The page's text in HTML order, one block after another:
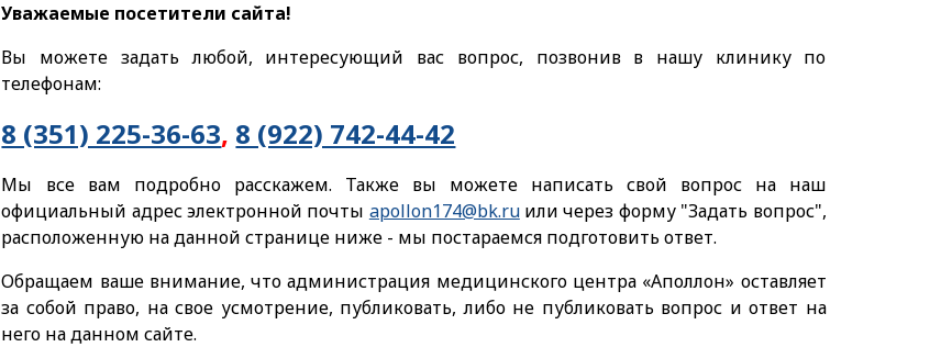
Уважаемые посетители сайта!
Вы можете задать любой, интересующий вас вопрос, позвонив в нашу клинику по
телефонам:
8 (351) 225-36-63, 8 (922) 742-44-42
Мы все вам подробно расскажем. Также вы можете написать свой вопрос на наш
официальный адрес электронной почты apollon174@bk.ruили через форму "Задать вопрос",
расположенную на данной странице ниже - мы постараемся подготовить ответ.
Обращаем ваше внимание, что администрация медицинского центра «Аполлон» оставляет
за собой право, на свое усмотрение, публиковать, либо не публиковать вопрос и ответ на
него на данном сайте.